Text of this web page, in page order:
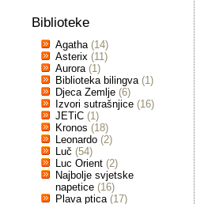
Biblioteke
Agatha (14)
Asterix (11)
Aurora (1)
Biblioteka bilingva (1)
Djeca Zemlje (6)
Izvori sutrašnjice (16)
JETiC (1)
Kronos (18)
Leonardo (2)
Luč (54)
Luc Orient (2)
Najbolje svjetske
napetice (16)
Plava ptica (17)